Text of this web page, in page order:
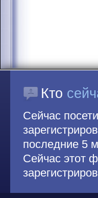
Кто
Сейчас
последние 5
Сейчас этот